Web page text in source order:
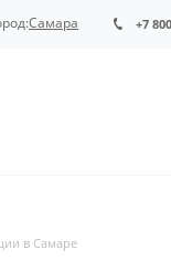
+7
Самара
в Самаре